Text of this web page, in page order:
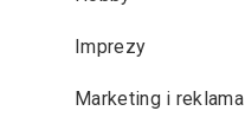
Imprezy
Marketing i reklama